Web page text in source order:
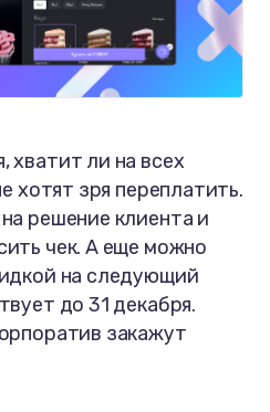
хватит ли на всех
хотят зря переплатить.
решение клиента и
чек. А еще можно
на следующий
до 31 декабря.
закажут